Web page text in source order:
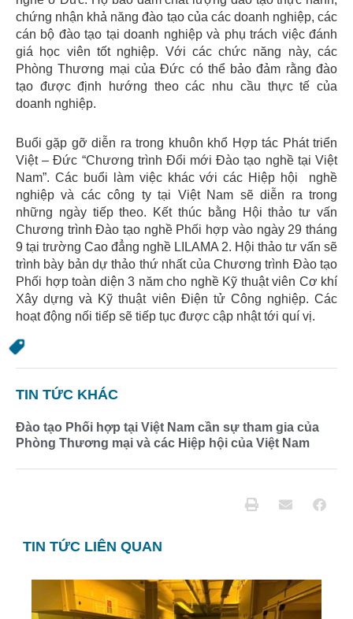
chứng nhận khả năng đào tạo của các doanh nghiệp, các
cán bộ đào tạo tại doanh nghiệp và phụ trách việc đánh
giá học viên tốt nghiệp. Với các chức năng này, các
Phòng Thương mại của Đức có thể bảo đảm rằng đào
tạo được định hướng theo các nhu cầu thực tế của
doanh nghiệp.
Buổi gặp gỡ diễn ra trong khuôn khổ Hợp tác Phát triển
Việt – Đức “Chương trình Đổi mới Đào tạo nghề tại Việt
Nam”. Các buổi làm việc khác với các Hiệp hội nghề
nghiệp và các công ty tại Việt Nam sẽ diễn ra trong
những ngày tiếp theo. Kết thúc bằng Hội thảo tư vấn
Chương trình Đào tạo nghề Phối hợp vào ngày 29 tháng
9 tại trường Cao đẳng nghề LILAMA 2. Hội thảo tư vấn sẽ
trình bày bản dự thảo thứ nhất của Chương trình Đào tạo
Phối hợp toàn diện 3 năm cho nghề Kỹ thuật viên Cơ khí
Xây dựng và Kỹ thuật viên Điện tử Công nghiệp. Các
hoạt động nối tiếp sẽ tiếp tục được cập nhật tới quí vị.
TIN TỨC KHÁC
Đào tạo Phối hợp tại Việt Nam cần sự tham gia của
Phòng Thương mại và các Hiệp hội của Việt Nam
TIN TỨC LIÊN QUAN